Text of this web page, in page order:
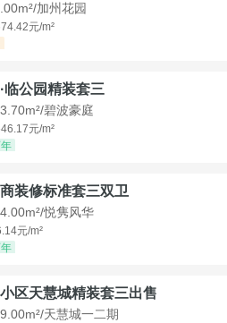
加州花园
元/m²
临公园精装套三
碧波豪庭
元/m²
装修标准套三双卫
悦隽风华
元/m²
区天慧城精装套三出售
天慧城一二期